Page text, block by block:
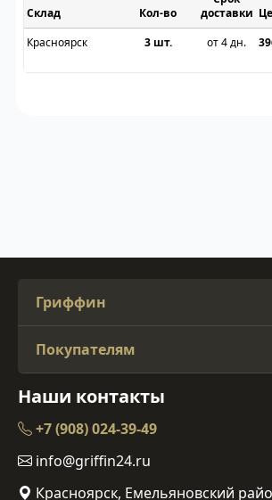
Склад
доставки
Красноярск
3 шт. от 4 дн.
Гриффин
Покупателям
Наши контакты
+7 (908) 024-39-49
info@griffin24.ru
Красноярск, Емельяновский